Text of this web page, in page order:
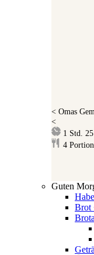
< Omas
<
1 Stunde
Std. 25
4
Guten
Brot